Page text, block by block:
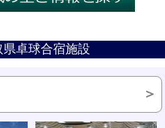
県卓球合宿施設